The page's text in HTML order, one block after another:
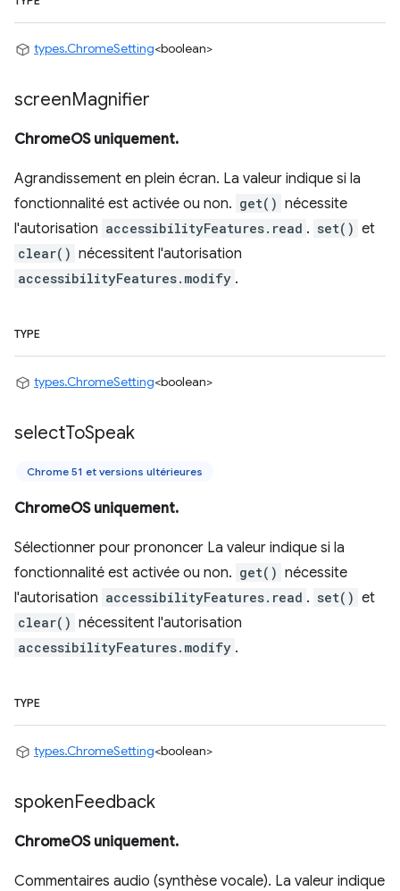
types.ChromeSetting<boolean>
screenMagnifier
ChromeOS uniquement.
Agrandissement en plein écran. La valeur indique si la
fonctionnalité est activée ou non. get() nécessite
l'autorisation accessibilityFeatures.read . set() et
clear() nécessitent l'autorisation
accessibilityFeatures.modify .
TYPE
types.ChromeSetting<boolean>
selectToSpeak
Chrome 51 et versions ultérieures
ChromeOS uniquement.
Sélectionner pour prononcer La valeur indique si la
fonctionnalité est activée ou non. get() nécessite
l'autorisation accessibilityFeatures.read . set() et
clear() nécessitent l'autorisation
accessibilityFeatures.modify .
TYPE
types.ChromeSetting<boolean>
spokenFeedback
ChromeOS uniquement.
Commentaires audio (synthèse vocale). La valeur indique